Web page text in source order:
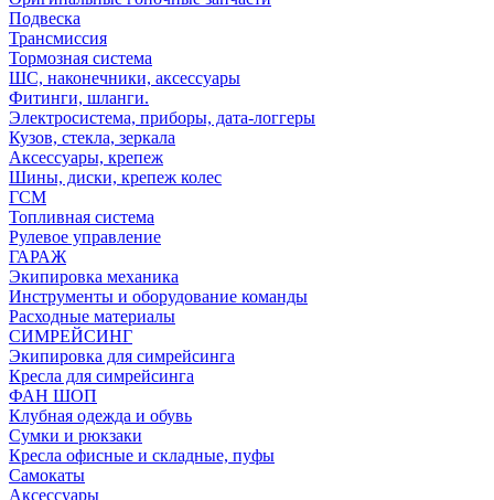
Подвеска
Трансмиссия
Тормозная система
ШС, наконечники, аксессуары
Фитинги, шланги.
Электросистема, приборы, дата-логгеры
Кузов, стекла, зеркала
Аксессуары, крепеж
Шины, диски, крепеж колес
ГСМ
Топливная система
Рулевое управление
ГАРАЖ
Экипировка механика
Инструменты и оборудование команды
Расходные материалы
СИМРЕЙСИНГ
Экипировка для симрейсинга
Кресла для симрейсинга
ФАН ШОП
Клубная одежда и обувь
Сумки и рюкзаки
Кресла офисные и складные, пуфы
Самокаты
Аксессуары